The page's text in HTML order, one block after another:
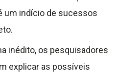
um indício de sucessos
inédito, os pesquisadores
explicar as possíveis